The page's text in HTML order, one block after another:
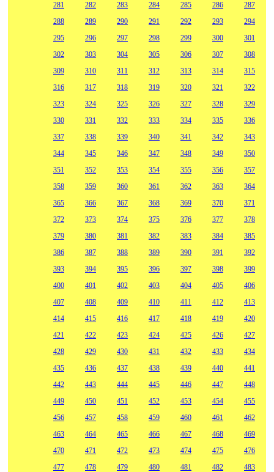
281
282 283 284 285 286
287
288
289 290 291 292 293
294
295
296 297 298 299 300
301
302
303 304 305 306 307
308
309
310 311 312 313 314
315
316
317 318 319 320 321
322
323
324 325 326 327 328
329
330
331 332 333 334 335
336
337
338 339 340 341 342
343
344
345 346 347 348 349
350
351
352 353 354 355 356
357
358
359 360 361 362 363
364
365
366 367 368 369 370
371
372
373 374 375 376 377
378
379
380 381 382 383 384
385
386
387 388 389 390 391
392
393
394 395 396 397 398
399
400
401 402 403 404 405
406
407
408 409 410 411 412
413
414
415 416 417 418 419
420
421
422 423 424 425 426
427
428
429 430 431 432 433
434
435
436 437 438 439 440
441
442
443 444 445 446 447
448
449
450 451 452 453 454
455
456
457 458 459 460 461
462
463
464 465 466 467 468
469
470
471 472 473 474 475
476
477
478 479 480 481 482
483